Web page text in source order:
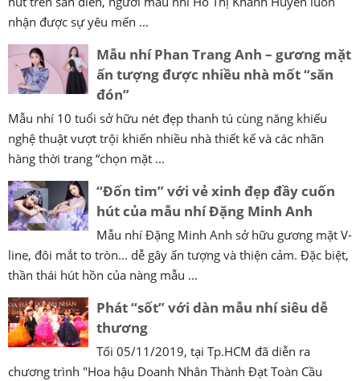
nhận được sự yêu mến ...
Mẫu nhí Phan Trang Anh – gương mặt
ấn tượng được nhiều nhà mốt “săn
đón”
Mẫu nhí 10 tuổi sở hữu nét đẹp thanh tú cùng năng khiếu
nghệ thuật vượt trội khiến nhiều nhà thiết kế và các nhãn
hàng thời trang “chọn mặt ...
“Đốn tim” với vẻ xinh đẹp đầy cuốn
hút của mẫu nhí Đặng Minh Anh
Mẫu nhí Đặng Minh Anh sở hữu gương mặt V-
line, đôi mắt to tròn... dễ gây ấn tượng và thiện cảm. Đặc biệt,
thần thái hút hồn của nàng mẫu ...
Phát “sốt” với dàn mẫu nhí siêu dễ
thương
Tối 05/11/2019, tại Tp.HCM đã diễn ra
chương trình "Hoa hậu Doanh Nhân Thành Đạt Toàn Cầu